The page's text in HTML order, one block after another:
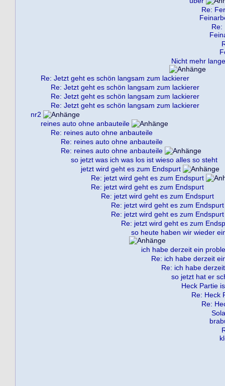
Re:
Re:
Nicht mehr
Re: Jetzt geht es schön langsam zum lackierer
Re: Jetzt geht es schön langsam zum lackierer
Re: Jetzt geht es schön langsam zum lackierer
Re: Jetzt geht es schön langsam zum lackierer
nr2
reines auto ohne anbauteile
Re: reines auto ohne anbauteile
Re: reines auto ohne anbauteile
Re: reines auto ohne anbauteile
so jetzt was ich was los ist wieso alles so steht
jetzt wird geht es zum Endspurt
Re: jetzt wird geht es zum Endspurt
Re: jetzt wird geht es zum Endspurt
Re: jetzt wird geht es zum Endspurt
Re: jetzt wird geht es zum Endspurt
Re: jetzt wird geht es zum Endspurt
Re: jetzt wird geht es zum
so heute haben wir wieder
ich habe derzeit ein
Re: ich habe derzeit
Re: ich habe
so jetzt hat er
Heck Partie
Re: Heck
Re: